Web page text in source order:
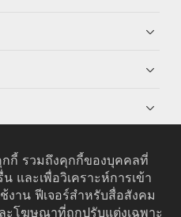
กกี้ รวมถึงคุกกี้ของบุคคลที่
และเพื่อวิเคราะห์การเข้า
งาน ฟีเจอร์สำหรับสื่อสังคม
ะโฆษณาที่ถูกปรับแต่งเฉพาะ